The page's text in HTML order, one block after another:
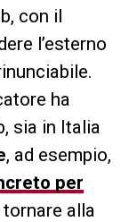
con il
l’esterno
ha
sia in Italia
, ad esempio,
per
alla